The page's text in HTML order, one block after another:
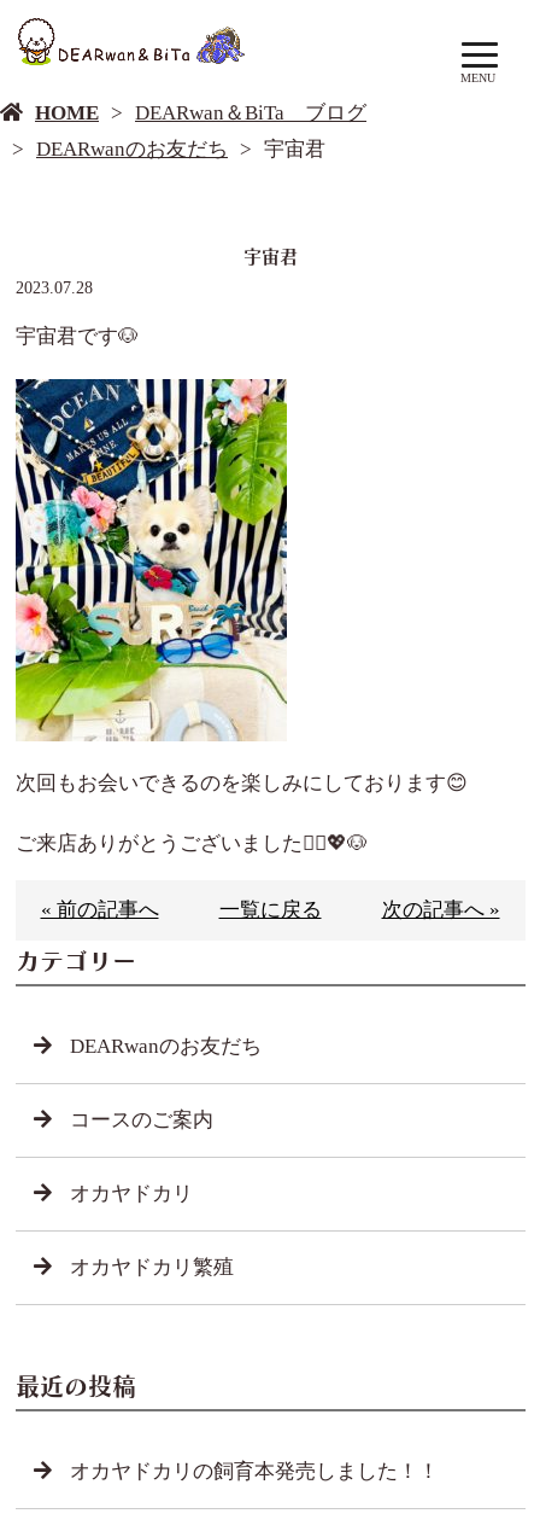
MENU
HOME
DEARwan＆BiTa ブログ
DEARwanのお友だち
宇宙君
宇宙君
2023.07.28
宇宙君です🐶
次回もお会いできるのを楽しみにしております😊
ご来店ありがとうございました🙇‍♀️💖🐶
« 前の記事へ 一覧に戻る 次の記事へ »
カテゴリー
DEARwanのお友だち
コースのご案内
オカヤドカリ
オカヤドカリ繁殖
最近の投稿
オカヤドカリの飼育本発売しました！！